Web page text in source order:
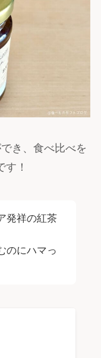
き、食べ比べを
！
発祥の紅茶
のにハマっ